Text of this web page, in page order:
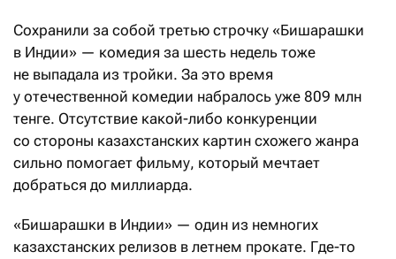
Сохранили за собой третью строчку «Бишарашки
в Индии» — комедия за шесть недель тоже
не выпадала из тройки. За это время
у отечественной комедии набралось уже 809 млн
тенге. Отсутствие какой-либо конкуренции
со стороны казахстанских картин схожего жанра
сильно помогает фильму, который мечтает
добраться до миллиарда.
«Бишарашки в Индии» — один из немногих
казахстанских релизов в летнем прокате. Где-то